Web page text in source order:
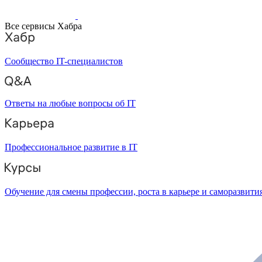
Все сервисы Хабра
Сообщество IT-специалистов
Ответы на любые вопросы об IT
Профессиональное развитие в IT
Обучение для смены профессии, роста в карьере и